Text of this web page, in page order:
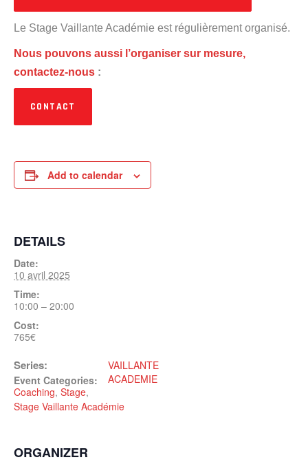
Le Stage Vaillante Académie est régulièrement organisé.
Nous pouvons aussi l’organiser sur mesure,
contactez-nous :
CONTACT
Add to calendar
DETAILS
Date:
10 avril 2025
Time:
10:00 – 20:00
Cost:
765€
Series:
VAILLANTE
ACADEMIE
Event Categories:
Coaching, Stage,
Stage Vaillante Académie
ORGANIZER